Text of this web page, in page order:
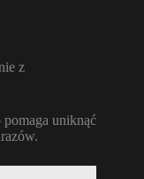
z
uniknąć